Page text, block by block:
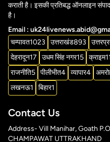
कराती है। इसकी प्रतिबद्ध ऑनलाइन
है।
Email :
चम्पावत1023 उत्तराखंड893
देहरादून17 उधम सिंह नगर15 क्राइम
राजनीति5 पीलीभीत4 व्यापार4
लखनऊ1 बिहार1
Contact Us
Address- Vill Manihar, Goath P.O
CHAMPAWAT UTTRAKHAND